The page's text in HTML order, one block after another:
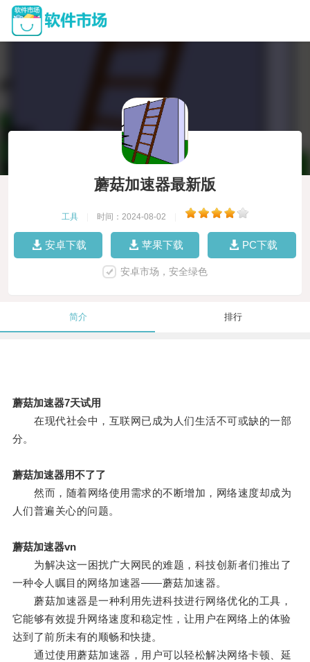
蘑菇加速器最新版
工具 时间：2024-08-02
安卓下载 苹果下载 PC下载
安卓市场，安全绿色
简介 排行
蘑菇加速器7天试用
在现代社会中，互联网已成为人们生活不可或缺的一部
分。
蘑菇加速器用不了了
然而，随着网络使用需求的不断增加，网络速度却成为
人们普遍关心的问题。
蘑菇加速器vn
为解决这一困扰广大网民的难题，科技创新者们推出了
一种令人瞩目的网络加速器——蘑菇加速器。
蘑菇加速器是一种利用先进科技进行网络优化的工具，
它能够有效提升网络速度和稳定性，让用户在网络上的体验
达到了前所未有的顺畅和快捷。
通过使用蘑菇加速器，用户可以轻松解决网络卡顿、延